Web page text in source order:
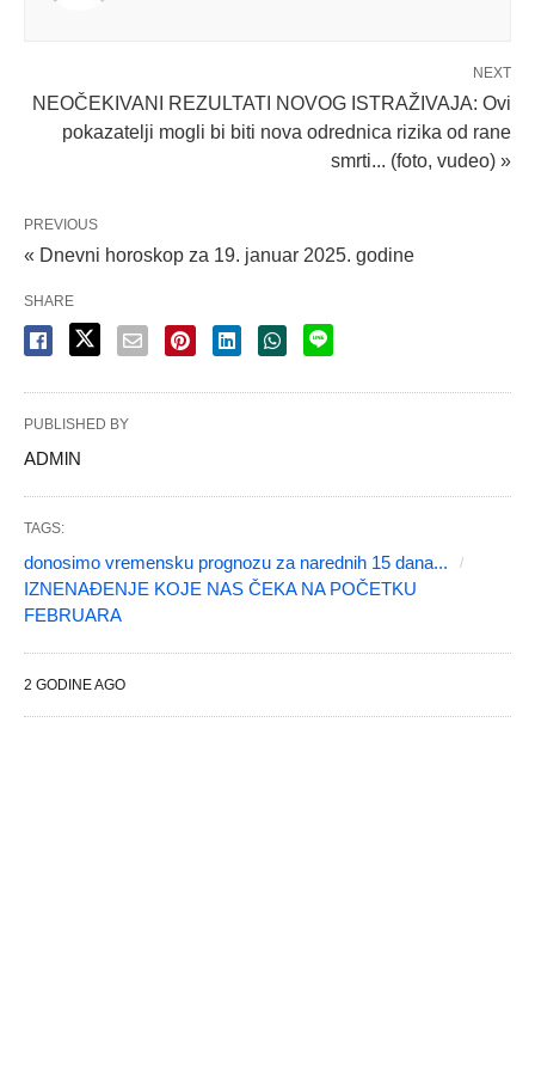
NEXT
NEOČEKIVANI REZULTATI NOVOG ISTRAŽIVAJA: Ovi
pokazatelji mogli bi biti nova odrednica rizika od rane
smrti... (foto, vudeo) »
PREVIOUS
« Dnevni horoskop za 19. januar 2025. godine
SHARE
PUBLISHED BY
ADMlN
TAGS:
donosimo vremensku prognozu za narednih 15 dana...
IZNENAĐENJE KOJE NAS ČEKA NA POČETKU
FEBRUARA
2 GODINE AGO